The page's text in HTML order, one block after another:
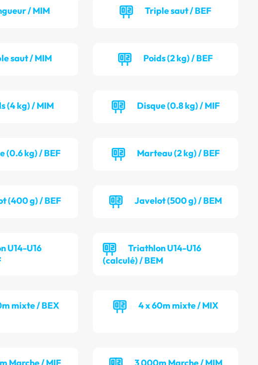
/ MIM Triple saut / BEF
saut / MIM Poids (2 kg) / BEF
(4 kg) / MIM Disque (0.8 kg) / MIF
(0.6 kg) / BEF Marteau (2 kg) / BEF
(400 g) / BEF Javelot (500 g) / BEM
U14-U16
Triathlon U14-U16
(calculé) / BEM
mixte / BEX 4 x 60m mixte / MIX